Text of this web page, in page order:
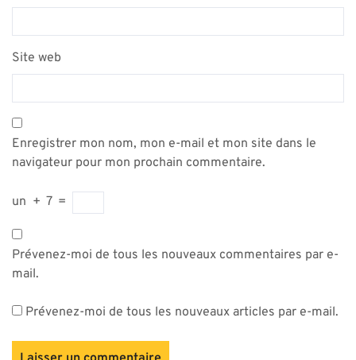
Site web
Enregistrer mon nom, mon e-mail et mon site dans le
navigateur pour mon prochain commentaire.
un + 7 =
Prévenez-moi de tous les nouveaux commentaires par e-
mail.
Prévenez-moi de tous les nouveaux articles par e-mail.